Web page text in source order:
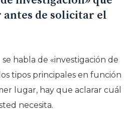
antes de solicitar el
habla de «investigación de
tipos principales en función
lugar, hay que aclarar cuál
necesita.